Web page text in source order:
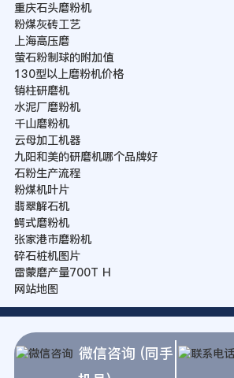
重庆石头磨粉机
粉煤灰砖工艺
上海高压磨
萤石粉制球的附加值
130型以上磨粉机价格
销柱研磨机
水泥厂磨粉机
千山磨粉机
云母加工机器
九阳和美的研磨机哪个品牌好
石粉生产流程
粉煤机叶片
翡翠解石机
鳄式磨粉机
张家港市磨粉机
碎石桩机图片
雷蒙磨产量700T H
网站地图
微信咨询 (同手